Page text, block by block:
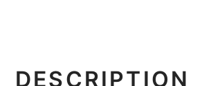
DESCRIPTION